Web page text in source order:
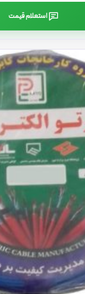
استعلام قیمت